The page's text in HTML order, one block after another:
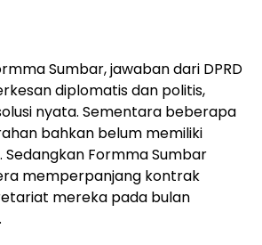
Sumbar, jawaban dari DPRD
diplomatis dan politis,
nyata. Sementara beberapa
bahkan belum memiliki
Formma Sumbar
memperpanjang kontrak
mereka pada bulan